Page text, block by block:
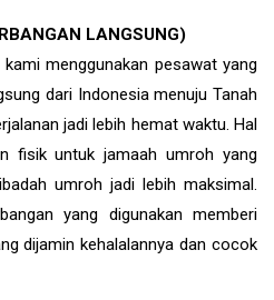
LANGSUNG)
menggunakan pesawat yang
dari Indonesia menuju Tanah
jadi lebih hemat waktu. Hal
fisik untuk jamaah umroh yang
umroh jadi lebih maksimal.
yang digunakan memberi
dijamin kehalalannya dan cocok